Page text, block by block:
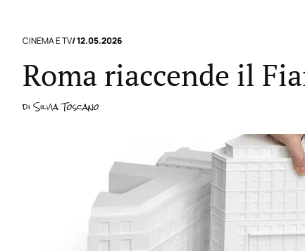
CINEMA E TV/ 12.05.2026
Roma riaccende il
diSilvia Toscano